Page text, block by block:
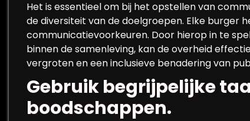
Het is essentieel om bij het opstellen van
de diversiteit van de doelgroepen. Elke
communicatievoorkeuren. Door hierop in te
binnen de samenleving, kan de overheid
vergroten en een inclusieve benadering van
Gebruik begrijpelijke
boodschappen.